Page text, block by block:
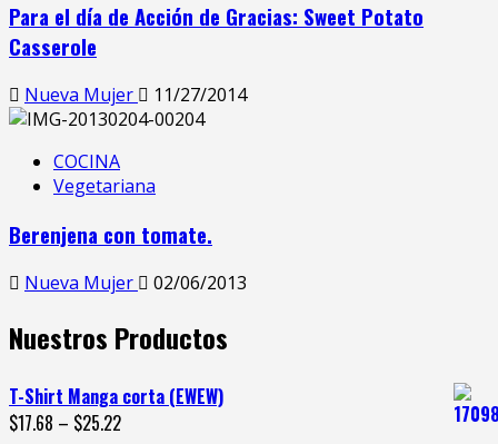
Para el día de Acción de Gracias: Sweet Potato
Casserole
Nueva Mujer 11/27/2014
COCINA
Vegetariana
Berenjena con tomate.
Nueva Mujer 02/06/2013
Nuestros Productos
T-Shirt Manga corta (EWEW)
$17.68 – $25.22